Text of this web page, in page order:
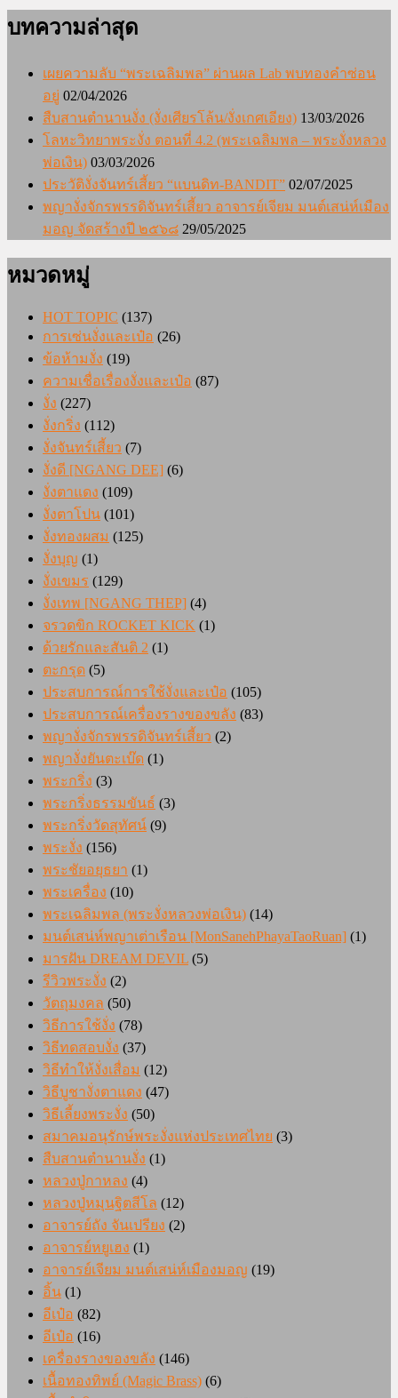
บทความล่าสุด
เผยความลับ “พระเฉลิมพล” ผ่านผล Lab พบทองคำซ่อน
อยู่ 02/04/2026
สืบสานตำนานงั่ง (งั่งเศียรโล้น/งั่งเกศเอียง) 13/03/2026
โลหะวิทยาพระงั่ง ตอนที่ 4.2 (พระเฉลิมพล – พระงั่งหลวง
พ่อเงิน) 03/03/2026
ประวัติงั่งจันทร์เสี้ยว “แบนดิท-BANDIT” 02/07/2025
พญางั่งจักรพรรดิจันทร์เสี้ยว อาจารย์เจียม มนต์เสน่ห์เมือง
มอญ จัดสร้างปี ๒๕๖๘ 29/05/2025
หมวดหมู่
HOT TOPIC (137)
การเซ่นงั่งและเป๋อ (26)
ข้อห้ามงั่ง (19)
ความเชื่อเรื่องงั่งและเป๋อ (87)
งั่ง (227)
งั่งกริ่ง (112)
งั่งจันทร์เสี้ยว (7)
งั่งดี [NGANG DEE] (6)
งั่งตาแดง (109)
งั่งตาโปน (101)
งั่งทองผสม (125)
งั่งบุญ (1)
งั่งเขมร (129)
งั่งเทพ [NGANG THEP] (4)
จรวดขิก ROCKET KICK (1)
ด้วยรักและสันติ 2 (1)
ตะกรุด (5)
ประสบการณ์การใช้งั่งและเป๋อ (105)
ประสบการณ์เครื่องรางของขลัง (83)
พญางั่งจักรพรรดิจันทร์เสี้ยว (2)
พญางั่งยันตะเบ๊ด (1)
พระกริ่ง (3)
พระกริ่งธรรมขันธ์ (3)
พระกริ่งวัดสุทัศน์ (9)
พระงั่ง (156)
พระชัยอยุธยา (1)
พระเครื่อง (10)
พระเฉลิมพล (พระงั่งหลวงพ่อเงิน) (14)
มนต์เสน่ห์พญาเต่าเรือน [MonSanehPhayaTaoRuan] (1)
มารฝัน DREAM DEVIL (5)
รีวิวพระงั่ง (2)
วัตถุมงคล (50)
วิธีการใช้งั่ง (78)
วิธีทดสอบงั่ง (37)
วิธีทำให้งั่งเสื่อม (12)
วิธีบูชางั่งตาแดง (47)
วิธีเลี้ยงพระงั่ง (50)
สมาคมอนุรักษ์พระงั่งแห่งประเทศไทย (3)
สืบสานตำนานงั่ง (1)
หลวงปู่กาหลง (4)
หลวงปู่หมุนฐิตสีโล (12)
อาจารย์ถัง จันเปรียง (2)
อาจารย์หยูเฮง (1)
อาจารย์เจียม มนต์เสน่ห์เมืองมอญ (19)
อิ้น (1)
อีเป๋อ (82)
อีเป๋อ (16)
เครื่องรางของขลัง (146)
เนื้อทองทิพย์ (Magic Brass) (6)